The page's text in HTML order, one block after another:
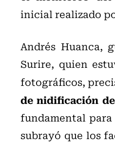
inicial realizado
Andrés Huanca,
Surire, quien
fotográficos,
de nidificación
fundamental
subrayó que los